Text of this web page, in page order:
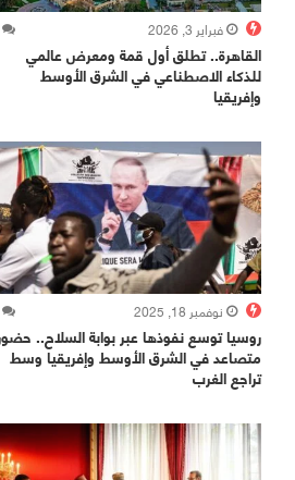
فبراير 3, 2026
القاهرة.. تطلق أول قمة ومعرض عالمي
للذكاء الاصطناعي في الشرق الأوسط
وإفريقيا
نوفمبر 18, 2025
روسيا توسع نفوذها عبر بوابة السلاح..
متصاعد في الشرق الأوسط وإفريقيا وسط
تراجع الغرب